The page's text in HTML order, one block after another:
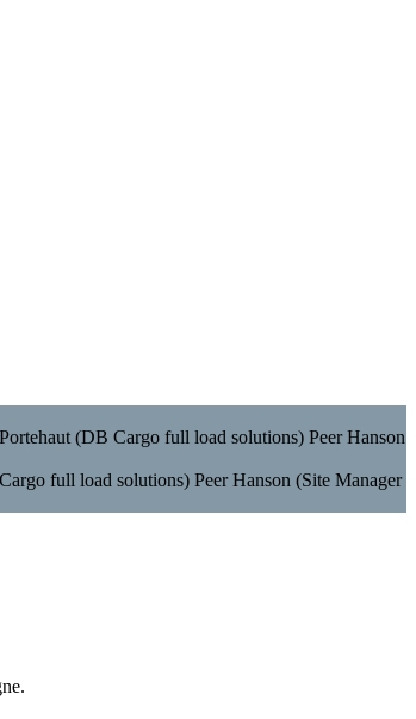
full load solutions) Peer Hanson (Site Manager